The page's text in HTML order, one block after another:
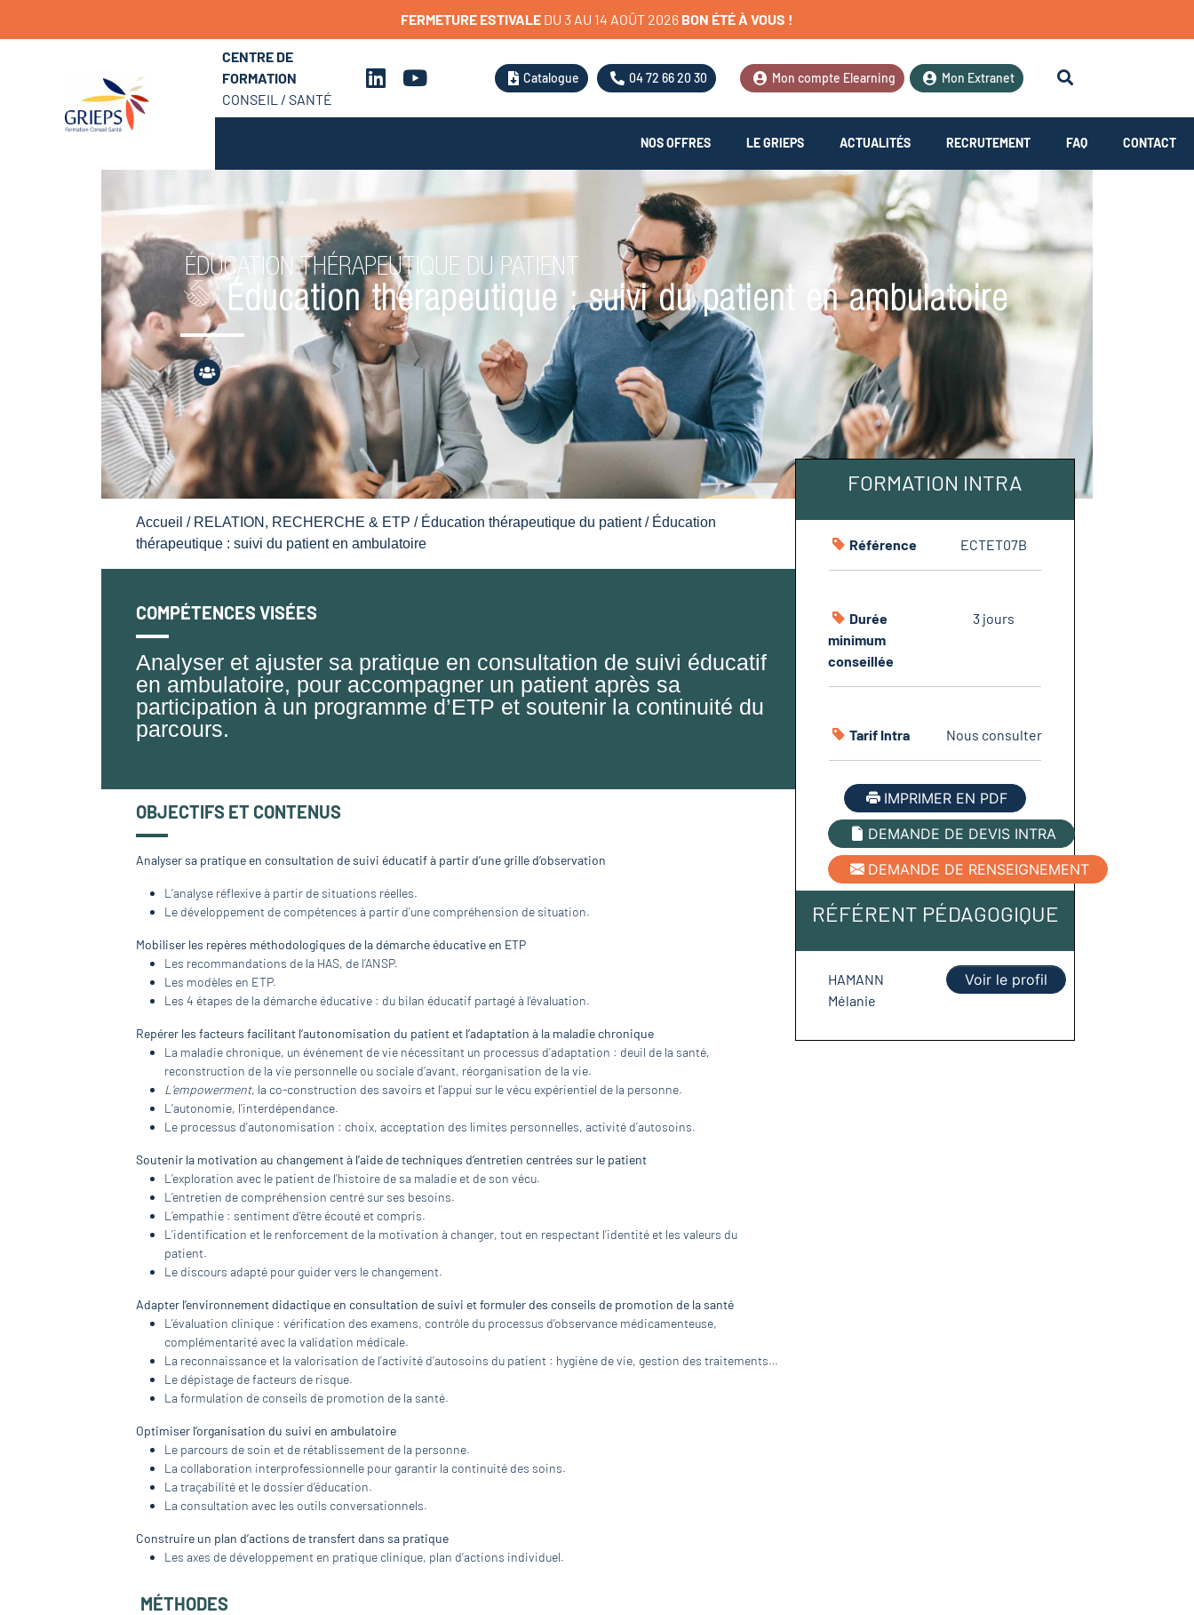
FERMETURE ESTIVALE DU 3 AU 14 AOÛT 2026 BON ÉTÉÀ VOUS !
CENTRE DE
FORMATION
CONSEIL / SANTÉ
Catalogue 04 72 66 20 30 Mon compte Elearning Mon Extranet
NOS OFFRES LE GRIEPS ACTUALITÉS RECRUTEMENT FAQ CONTACT
ÉDUCATION THÉRAPEUTIQUE DU PATIENT
Éducation thérapeutique : suivi du patient en ambulatoire
Accueil / RELATION, RECHERCHE & ETP / Éducation thérapeutique du patient/ Éducation
thérapeutique : suivi du patient en ambulatoire
COMPÉTENCES VISÉES
Analyser et ajuster sa pratique en consultation de suivi éducatif
en ambulatoire, pour accompagner un patient après sa
participation à un programme d’ETP et soutenir la continuité du
parcours.
OBJECTIFS ET CONTENUS
Analyser sa pratique en consultation de suivi éducatif à partir d’une grille d’observation
L’analyse réflexive à partir de situations réelles.
Le développement de compétences à partir d’une compréhension de situation.
Mobiliser les repères méthodologiques de la démarche éducative en ETP
Les recommandations de la HAS, de l’ANSP.
Les modèles en ETP.
Les 4 étapes de la démarche éducative : du bilan éducatif partagé à l’évaluation.
Repérer les facteurs facilitant l’autonomisation du patient et l’adaptation à la maladie chronique
La maladie chronique, un événement de vie nécessitant un processus d’adaptation : deuil de la santé,
reconstruction de la vie personnelle ou sociale d’avant, réorganisation de la vie.
L’empowerment, la co-construction des savoirs et l’appui sur le vécu expérientiel de la personne.
L’autonomie, l’interdépendance.
Le processus d’autonomisation : choix, acceptation des limites personnelles, activité d’autosoins.
Soutenir la motivation au changement à l’aide de techniques d’entretien centrées sur le patient
L’exploration avec le patient de l’histoire de sa maladie et de son vécu.
L’entretien de compréhension centré sur ses besoins.
L’empathie : sentiment d’être écouté et compris.
L’identification et le renforcement de la motivation à changer, tout en respectant l’identité et les valeurs du
patient.
Le discours adapté pour guider vers le changement.
Adapter l’environnement didactique en consultation de suivi et formuler des conseils de promotion de la santé
L’évaluation clinique : vérification des examens, contrôle du processus d’observance médicamenteuse,
complémentarité avec la validation médicale.
La reconnaissance et la valorisation de l’activité d’autosoins du patient : hygiène de vie, gestion des traitements…
Le dépistage de facteurs de risque.
La formulation de conseils de promotion de la santé.
Optimiser l’organisation du suivi en ambulatoire
Le parcours de soin et de rétablissement de la personne.
La collaboration interprofessionnelle pour garantir la continuité des soins.
La traçabilité et le dossier d’éducation.
La consultation avec les outils conversationnels.
Construire un plan d’actions de transfert dans sa pratique
Les axes de développement en pratique clinique, plan d’actions individuel.
MÉTHODES
FORMATION INTRA
Référence ECTET07B
Durée
minimum
conseillée
3 jours
Tarif Intra Nous consulter
IMPRIMER EN PDF
DEMANDE DE DEVIS INTRA
DEMANDE DE RENSEIGNEMENT
RÉFÉRENT PÉDAGOGIQUE
HAMANN
Mélanie
Voir le profil